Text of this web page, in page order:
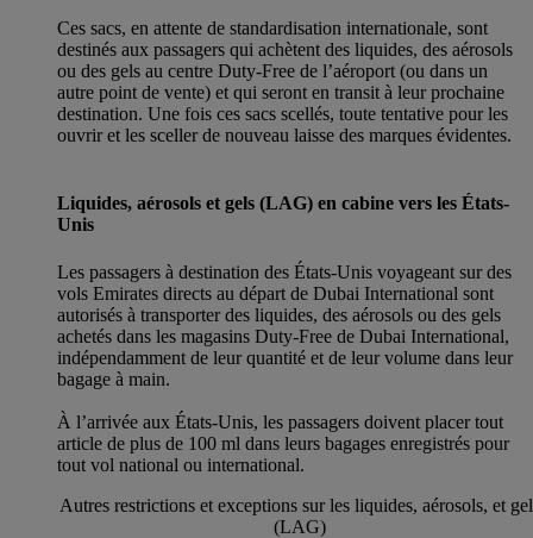
Ces sacs, en attente de standardisation internationale, sont
destinés aux passagers qui achètent des liquides, des aérosols
ou des gels au centre Duty-Free de l’aéroport (ou dans un
autre point de vente) et qui seront en transit à leur prochaine
destination. Une fois ces sacs scellés, toute tentative pour les
ouvrir et les sceller de nouveau laisse des marques évidentes.
Liquides, aérosols et gels (LAG) en cabine vers les États-
Unis
Les passagers à destination des États-Unis voyageant sur des
vols Emirates directs au départ de Dubai International sont
autorisés à transporter des liquides, des aérosols ou des gels
achetés dans les magasins Duty-Free de Dubai International,
indépendamment de leur quantité et de leur volume dans leur
bagage à main.
À l’arrivée aux États-Unis, les passagers doivent placer tout
article de plus de 100 ml dans leurs bagages enregistrés pour
tout vol national ou international.
Autres restrictions et exceptions sur les liquides, aérosols, et
(LAG)